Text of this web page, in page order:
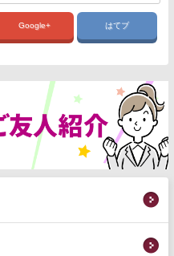
Google+ はてブ